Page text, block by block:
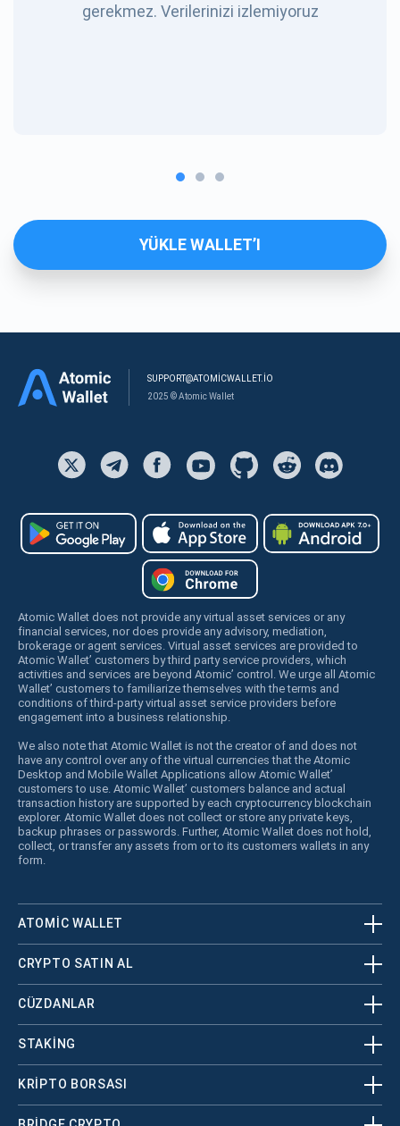
gerekmez. Verilerinizi izlemiyoruz
YÜKLE WALLET’I
SUPPORT@ATOMICWALLET.IO
2025 © Atomic Wallet
Atomic Wallet does not provide any virtual asset services or any
financial services, nor does provide any advisory, mediation,
brokerage or agent services. Virtual asset services are provided to
Atomic Wallet’ customers by third party service providers, which
activities and services are beyond Atomic’ control. We urge all Atomic
Wallet’ customers to familiarize themselves with the terms and
conditions of third-party virtual asset service providers before
engagement into a business relationship.
We also note that Atomic Wallet is not the creator of and does not
have any control over any of the virtual currencies that the Atomic
Desktop and Mobile Wallet Applications allow Atomic Wallet’
customers to use. Atomic Wallet’ customers balance and actual
transaction history are supported by each cryptocurrency blockchain
explorer. Atomic Wallet does not collect or store any private keys,
backup phrases or passwords. Further, Atomic Wallet does not hold,
collect, or transfer any assets from or to its customers wallets in any
form.
ATOMIC WALLET
CRYPTO SATIN AL
CÜZDANLAR
STAKING
KRİPTO BORSASI